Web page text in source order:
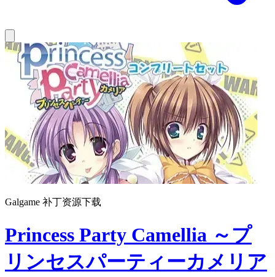
Galgame 补丁资源下载
Princess Party Camellia ～プ
リンセスパーティーカメリア